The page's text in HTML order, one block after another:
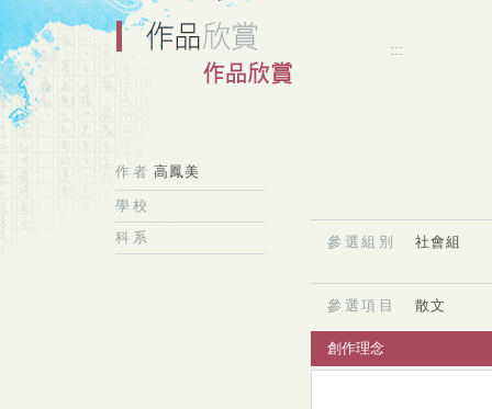
:::
作者 高鳳美
學校
科系
參選組別 社會組
參選項目 散文
創作理念